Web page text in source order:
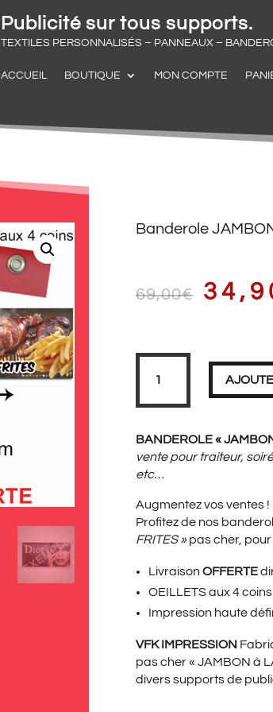
Publicité sur tous supports.
TEXTILES PERSONNALISÉS – PANNEAUX –
ACCUEIL BOUTIQUE MON COMPTE
Banderole
69,00€ LE
quantité
Banderole
à
BROCHE
FRITES
2
mètres
BANDEROLE «
vente pour traiteur,
etc…
Augmentez vos ventes !
Profitez de nos
FRITES » pas cher,
LivraisonOFFERTE
OEILLETS aux 4
Impression haute
VFK IMPRESSION
pas cher « JAMBON à
divers supports de